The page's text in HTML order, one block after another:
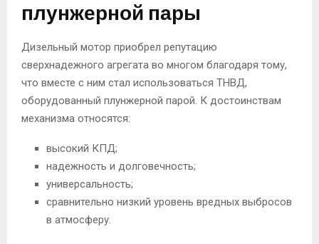
плунжерной пары
Дизельный мотор приобрел репутацию
сверхнадежного агрегата во многом благодаря тому,
что вместе с ним стал использоваться ТНВД,
оборудованный плунжерной парой. К достоинствам
механизма относятся:
высокий КПД;
надежность и долговечность;
универсальность;
сравнительно низкий уровень вредных выбросов
в атмосферу.